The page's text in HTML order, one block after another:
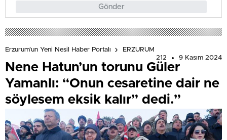
Gönder
Erzurum'un Yeni Nesil Haber Portalı
ERZURUM
212
9 Kasım 2024
Nene Hatun’un torunu Güler
Yamanlı: “Onun cesaretine dair ne
söylesem eksik kalır” dedi.”